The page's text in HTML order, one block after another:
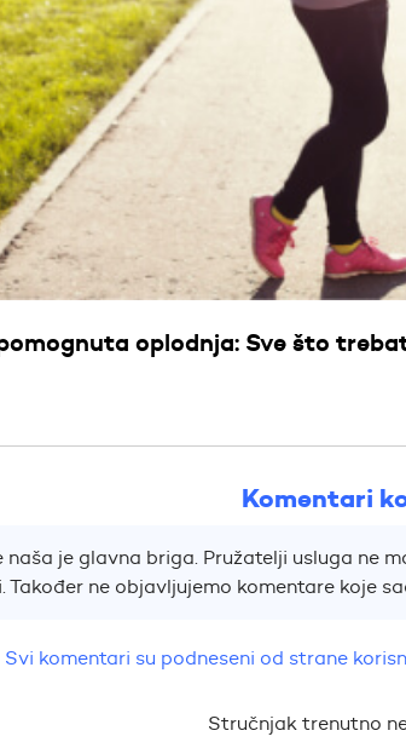
oplodnja: Sve što
Komentari
naša je glavna briga. Pružatelji usluga ne
Također ne objavljujemo komentare koje
Svi komentari su podneseni od strane
Stručnjak trenutno